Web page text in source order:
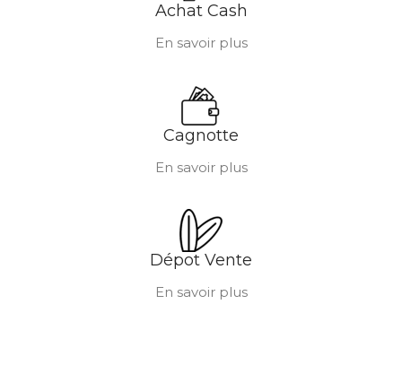
Achat Cash
En savoir plus
Cagnotte
En savoir plus
Dépot Vente
En savoir plus